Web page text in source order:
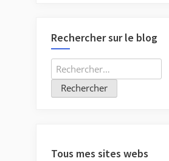
Rechercher sur le blog
Rechercher :
Tous mes sites webs